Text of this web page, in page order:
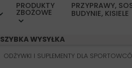
PRODUKTY
ZBOŻOWE
PRZYPRAWY,
BUDYNIE, KISIELE
SZYBKA WYSYŁKA
ODŻYWKI I SUPLEMENTY DLA